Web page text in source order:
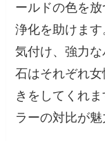
ールドの色を放
浄化を助けま
気付け、強力
石はそれぞれ
きをしてくれ
ラーの対比が魅